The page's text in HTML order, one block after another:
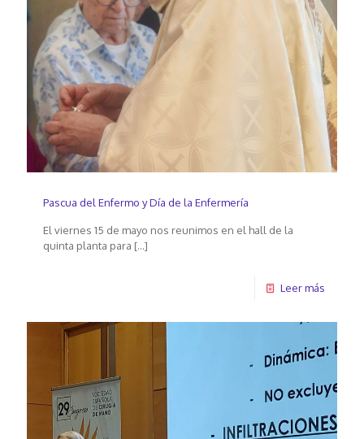
Pascua del Enfermo y Día de la Enfermería
El viernes 15 de mayo nos reunimos en el hall de la
quinta planta para […]
Leer más